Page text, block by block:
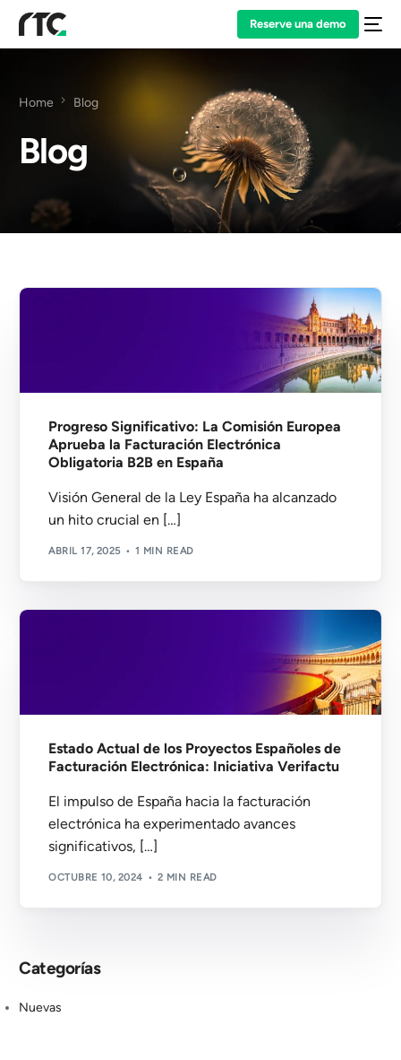
Reserve una demo
Home Blog
Blog
Progreso Significativo: La Comisión Europea
Aprueba la Facturación Electrónica
Obligatoria B2B en España
Visión General de la Ley España ha alcanzado
un hito crucial en […]
ABRIL 17, 2025 1 MIN READ
Estado Actual de los Proyectos Españoles de
Facturación Electrónica: Iniciativa Verifactu
El impulso de España hacia la facturación
electrónica ha experimentado avances
significativos, […]
OCTUBRE 10, 2024 2 MIN READ
Categorías
Nuevas